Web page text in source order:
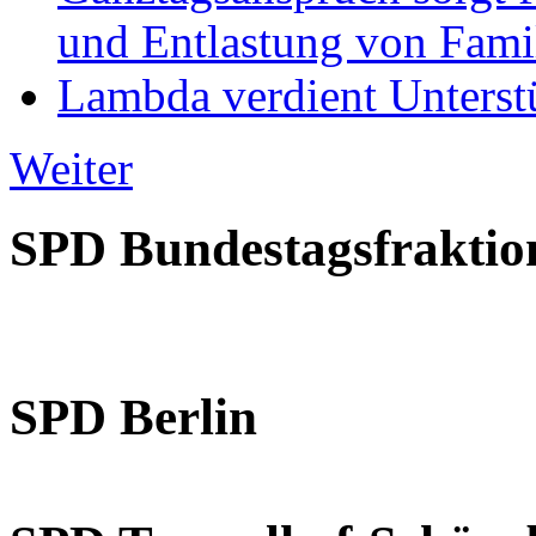
und Entlastung von
Lambda verdient
Weiter
SPD
SPD Berlin